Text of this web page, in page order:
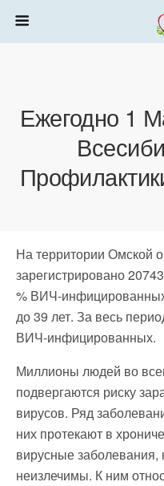
Ежегодно 1
На территории Омской
зарегистрировано
% ВИЧ-инфицированных
до 39 лет. За весь
ВИЧ-инфицированных.
Миллионы людей во
подвергаются риску
вирусов. Ряд
них протекают в
вирусные
неизлечимы. К ним